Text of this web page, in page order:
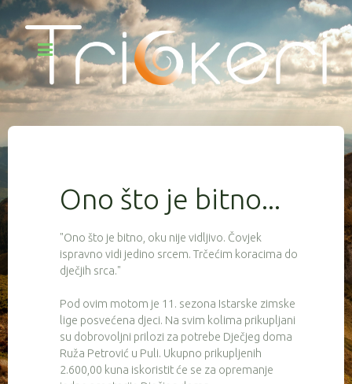
Ono što je bitno...
"Ono što je bitno, oku nije vidljivo. Čovjek
ispravno vidi jedino srcem. Trčećim koracima do
dječjih srca."
Pod ovim motom je 11. sezona Istarske zimske
lige posvećena djeci. Na svim kolima prikupljani
su dobrovoljni prilozi za potrebe Dječjeg doma
Ruža Petrović u Puli. Ukupno prikupljenih
2.600,00 kuna iskoristit će se za opremanje